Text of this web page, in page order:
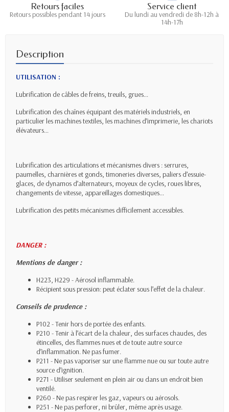
Retours faciles
Retours possibles pendant 14 jours
Service client
Du lundi au vendredi de 8h-12h à
14h-17h
Description
UTILISATION :
Lubrification de câbles de freins, treuils, grues…
Lubrification des chaînes équipant des matériels industriels, en
particulier les machines textiles, les machines d’imprimerie, les chariots
élévateurs…
Lubrification des articulations et mécanismes divers : serrures,
paumelles, charnières et gonds, timoneries diverses, paliers d’essuie-
glaces, de dynamos d’alternateurs, moyeux de cycles, roues libres,
changements de vitesse, appareillages domestiques…
Lubrification des petits mécanismes difficilement accessibles.
DANGER :
Mentions de danger :
H223, H229 - Aérosol inflammable.
Récipient sous pression: peut éclater sous l’effet de la chaleur.
Conseils de prudence :
P102 - Tenir hors de portée des enfants.
P210 - Tenir à l’écart de la chaleur, des surfaces chaudes, des
étincelles, des flammes nues et de toute autre source
d’inflammation. Ne pas fumer.
P211 - Ne pas vaporiser sur une flamme nue ou sur toute autre
source d’ignition.
P271 - Utiliser seulement en plein air ou dans un endroit bien
ventilé.
P260 - Ne pas respirer les gaz, vapeurs ou aérosols.
P251 - Ne pas perforer, ni brûler, même après usage.